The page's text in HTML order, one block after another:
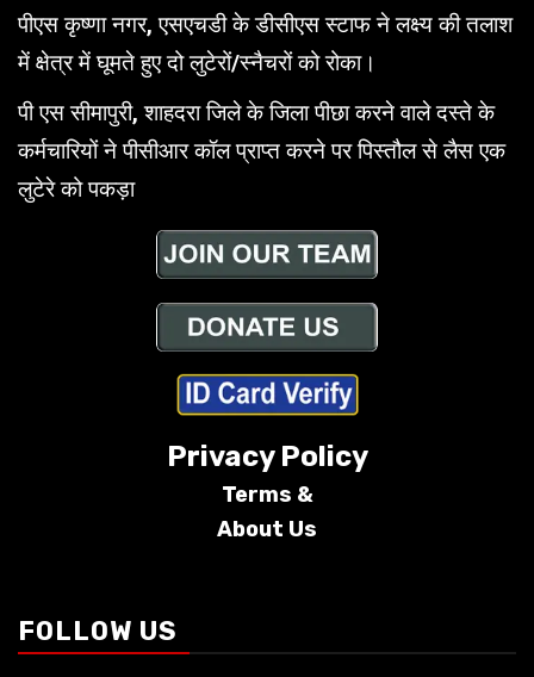
पीएस कृष्णा नगर, एसएचडी के डीसीएस स्टाफ ने लक्ष्य की तलाश
में क्षेत्र में घूमते हुए दो लुटेरों/स्नैचरों को रोका।
पी एस सीमापुरी, शाहदरा जिले के जिला पीछा करने वाले दस्ते के
कर्मचारियों ने पीसीआर कॉल प्राप्त करने पर पिस्तौल से लैस एक
लुटेरे को पकड़ा
Privacy Policy
Terms &
About Us
FOLLOW US